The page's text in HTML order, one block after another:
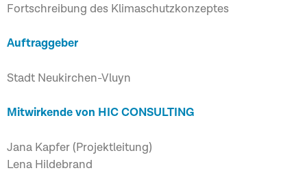
Fortschreibung des Klimaschutzkonzeptes
Auftraggeber
Stadt Neukirchen-Vluyn
Mitwirkende von HIC CONSULTING
Jana Kapfer (Projektleitung)
Lena Hildebrand